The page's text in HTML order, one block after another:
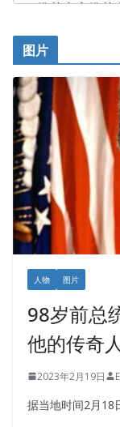
图片
人物 图片
98岁前总
他的传奇
2023年2月19日
据当地时间2月18